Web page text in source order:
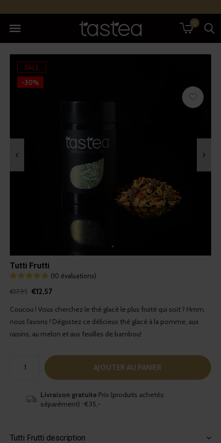
0
SALE
-30%
Tutti Frutti
(10 évaluations)
€17,95 €12,57
Coucou ! Vous cherchez le thé glacé le plus fruité qui soit ? Hmm,
nous l'avons ! Dégustez ce délicieux thé glacé à la pomme, aux
raisins, au melon et aux feuilles de bambou!
AJOUTER AU PANIER
Livraison gratuitePrix (produits achetés
séparément) : €35,-
Tutti Frutti description